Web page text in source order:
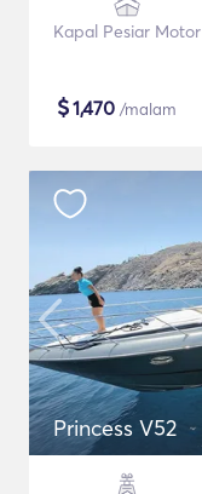
Kapal Pesiar Motor
$1,470 /malam
Princess V52